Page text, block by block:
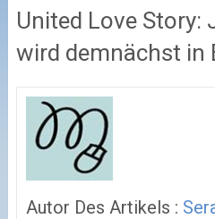
United Love Story:
wird demnächst in
Autor Des Artikels :